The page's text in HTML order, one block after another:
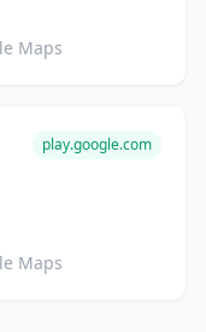
Maps
play.google.com
Maps